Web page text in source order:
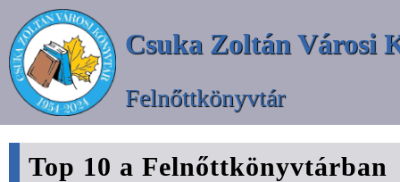
Csuka Zoltán Városi
Felnőttkönyvtár
Top 10 a Felnőttkönyvtárban